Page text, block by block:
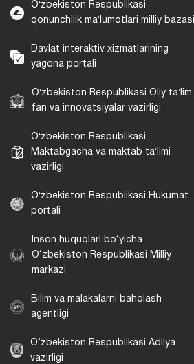
Oʻzbekiston Respublikasi
qonunchilik maʼlumotlari milliy bazasi
Davlat interaktiv xizmatlarining
yagona portali
Oʻzbekiston Respublikasi Oliy taʼlim,
fan va innovatsiyalar vazirligi
Oʻzbekiston Respublikasi
Maktabgacha va maktab taʼlimi
vazirligi
Oʻzbekiston Respublikasi Hukumat
portali
Inson huquqlari bo‘yicha
O‘zbekiston Respublikasi Milliy
markazi
Bilim va malakalarni baholash
agentligi
O‘zbekiston Respublikasi Adliya
vazirligi